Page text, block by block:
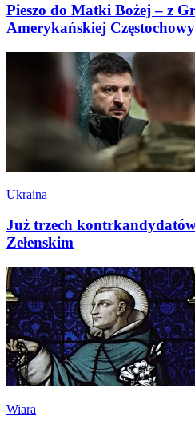
Pieszo do Matki Bożej – z
Amerykańskiej Częstochowy
Ukraina
Już trzech
Zełenskim
Wiara